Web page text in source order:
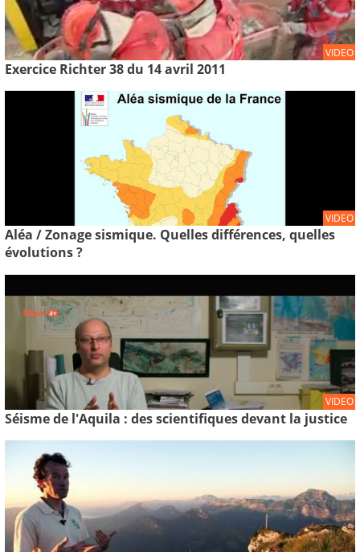
VIDEO
Exercice Richter 38 du 14 avril 2011
VIDEO
Aléa / Zonage sismique. Quelles différences, quelles
évolutions ?
VIDEO
Séisme de l'Aquila : des scientifiques devant la justice